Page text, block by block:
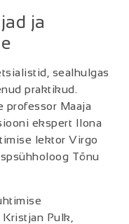
ja
sealhulgas
praktikud.
professor Maaja
ekspert Ilona
lektor Virgo
Tõnu
Pulk,